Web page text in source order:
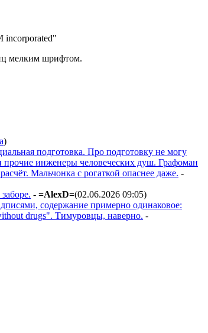
incorporated"
мелким шрифтом.
)
подготовка. Про подготовку не могу
прочие инженеры человеческих душ. Графоман
Мальчонка с рогаткой опаснее даже. -
- =AlexD=(02.06.2026 09:05)
содержание примерно одинаковое:
drugs". Тимуровцы, наверно. -